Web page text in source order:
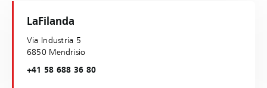
LaFilanda
Via Industria 5
6850 Mendrisio
+41 58 688 36 80